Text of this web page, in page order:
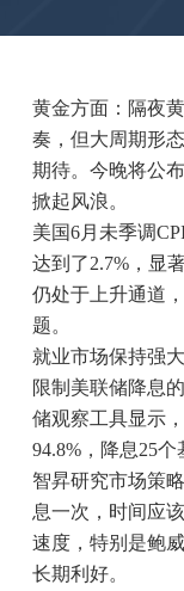
黄金方面：隔夜
奏，但大周期形
期待。今晚将公
掀起风浪。
美国6月未季调
达到了2.7%，显
仍处于上升通道
题。
就业市场保持强
限制美联储降息
储观察工具显示
94.8%，降息25个
智昇研究市场策
息一次，时间应
速度，特别是鲍
长期利好。